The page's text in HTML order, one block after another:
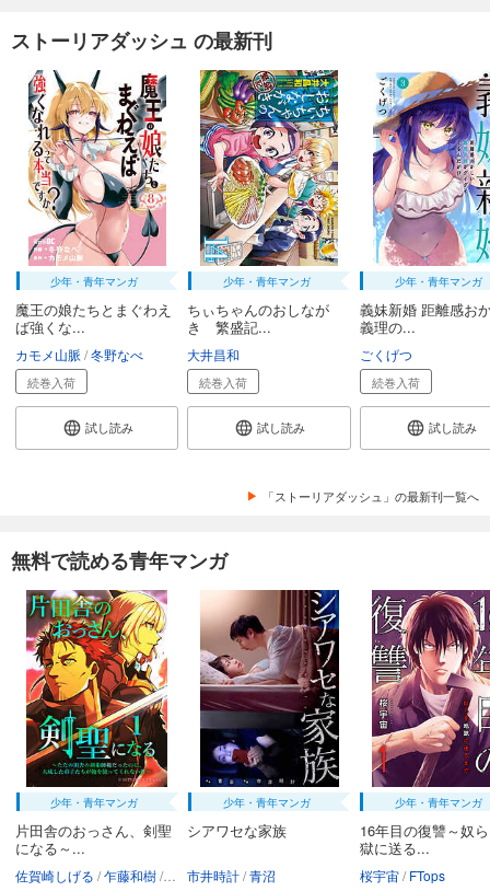
ストーリアダッシュ の最新刊
少年・青年マンガ
魔王の娘たちとまぐわえ
ば強くな...
カモメ山脈 冬野なべ
続巻入荷
試し読み
少年・青年マンガ
ちぃちゃんのおしなが
き 繁盛記...
大井昌和
続巻入荷
試し読み
少年・青年マンガ
義妹新婚 距離感お
義理の...
ごくげつ
続巻入荷
試し読み
「ストーリアダッシュ」の最新刊一覧へ
無料で読める青年マンガ
少年・青年マンガ
片田舎のおっさん、剣聖
になる～...
佐賀崎しげる 乍藤和樹 鍋島テツヒロ
少年・青年マンガ
シアワセな家族
市井時計 青沼
少年・青年マンガ
16年目の復讐～奴
獄に送る...
桜宇宙 FTops